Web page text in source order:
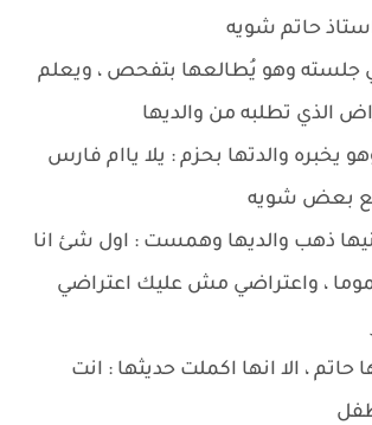
حاتم شويه
جلسته وهو يُطالعها بتفحص ، ويعلم
الذي تطلبه من والديها
يخبره والدتها بحزم : يلا ياام فارس
مع بعض شويه
ذهب والديها وهمست : اول شئ انا
، واعتراضي مش عليك اعتراضي
حاتم ، الا انها اكملت حديثها : انت